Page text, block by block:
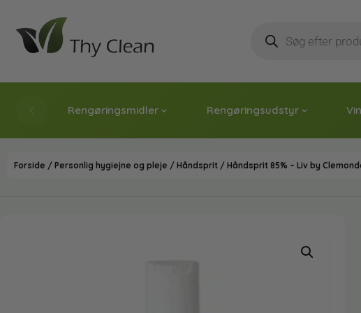
Rengøringsmidler Rengøringsudstyr
Forside / Personlig hygiejne og pleje / Håndsprit / Håndsprit 85% – Liv by